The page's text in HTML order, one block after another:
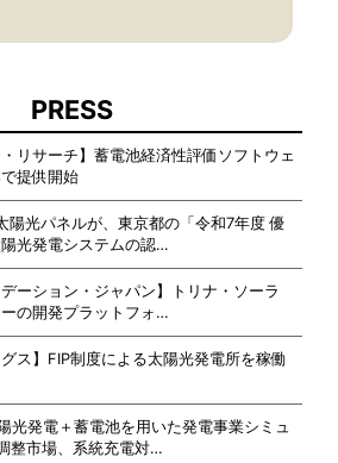
PRESS
・リサーチ】蓄電池経済性評価ソフトウェ
提供開始
陽光パネルが、東京都の「令和7年度 優
光発電システムの認…
ーション・ジャパン】トリナ・ソーラ
の開発プラットフォ…
ス】FIP制度による太陽光発電所を稼働
光発電＋蓄電池を用いた発電事業シミュ
整市場、系統充電対…